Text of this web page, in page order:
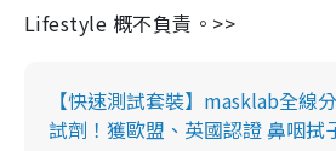
Lifestyle 概不負責。>>
【快速測試套裝】masklab全線
試劑！獲歐盟、英國認證 鼻咽拭